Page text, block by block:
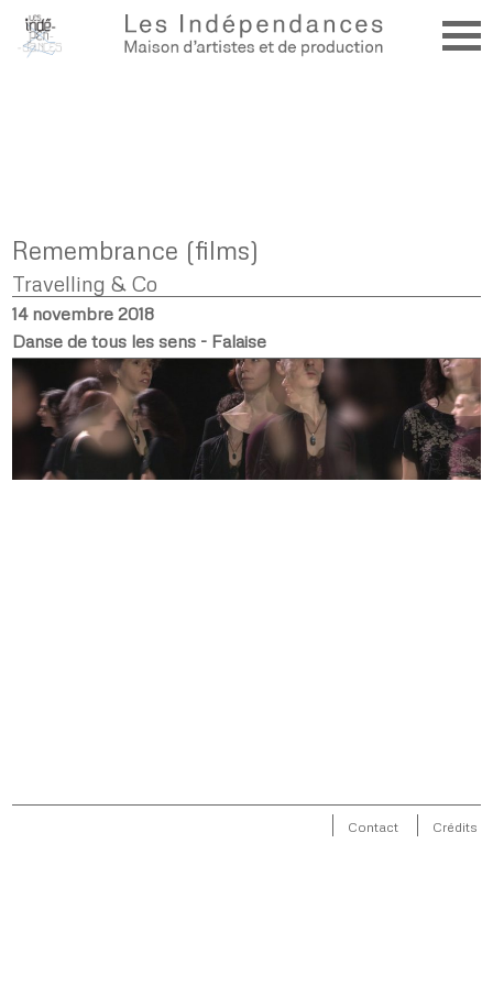
Remembrance (films)
Travelling & Co
14 novembre 2018
Danse de tous les sens - Falaise
Contact Crédits